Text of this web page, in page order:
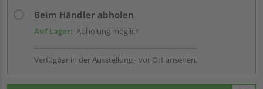
Beim Händler abholen
Auf Lager: Abholung möglich
Verfügbar in der Ausstellung - vor Ort ansehen.